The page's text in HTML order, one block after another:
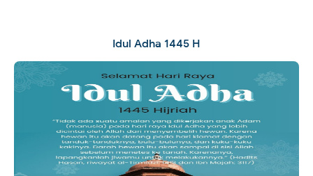
Idul Adha 1445 H